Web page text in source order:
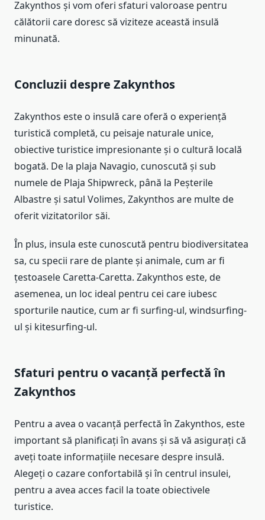
Zakynthos și vom oferi sfaturi valoroase pentru
călătorii care doresc să viziteze această insulă
minunată.
Concluzii despre Zakynthos
Zakynthos este o insulă care oferă o experiență
turistică completă, cu peisaje naturale unice,
obiective turistice impresionante și o cultură locală
bogată. De la plaja Navagio, cunoscută și sub
numele de Plaja Shipwreck, până la Peșterile
Albastre și satul Volimes, Zakynthos are multe de
oferit vizitatorilor săi.
În plus, insula este cunoscută pentru biodiversitatea
sa, cu specii rare de plante și animale, cum ar fi
țestoasele Caretta-Caretta. Zakynthos este, de
asemenea, un loc ideal pentru cei care iubesc
sporturile nautice, cum ar fi surfing-ul, windsurfing-
ul și kitesurfing-ul.
Sfaturi pentru o vacanță perfectă în
Zakynthos
Pentru a avea o vacanță perfectă în Zakynthos, este
important să planificați în avans și să vă asigurați că
aveți toate informațiile necesare despre insulă.
Alegeți o cazare confortabilă și în centrul insulei,
pentru a avea acces facil la toate obiectivele
turistice.